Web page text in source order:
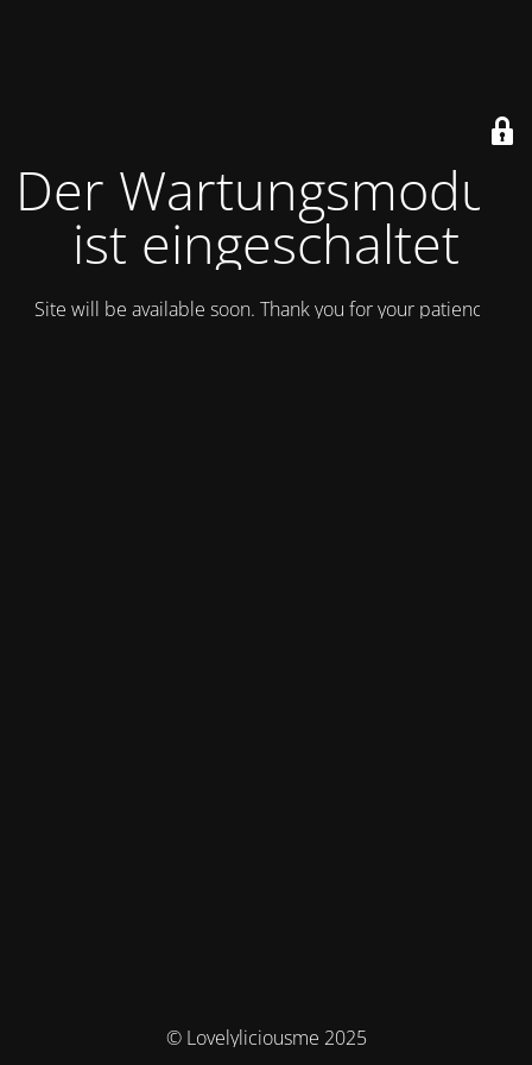
Der Wartungsmodus
ist eingeschaltet
Site will be available soon. Thank you for your patience!
© Lovelyliciousme 2025